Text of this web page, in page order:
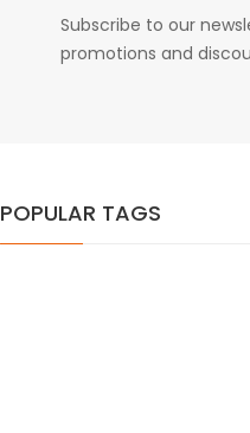
Subscribe to our
promotions and
POPULAR TAGS